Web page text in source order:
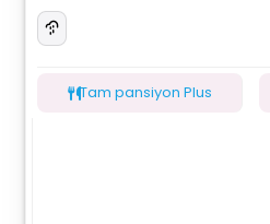
Tam pansiyon Plus